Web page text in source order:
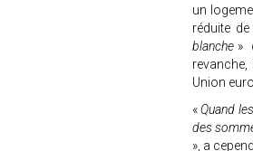
un
réduite
blanche »
Union
«Quand
des
», a